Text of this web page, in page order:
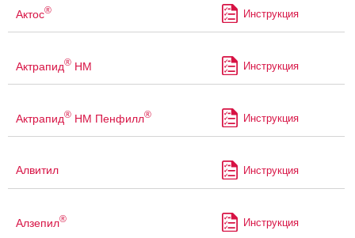
Актос® Инструкция
Актрапид® НМ Инструкция
Актрапид® НМ Пенфилл® Инструкция
Алвитил Инструкция
Алзепил® Инструкция